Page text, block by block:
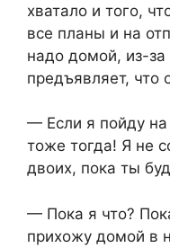
хватало и того,
все планы и на
надо домой, из-
предъявляет, что
— Если я пойду на
тоже тогда! Я не
двоих, пока ты
— Пока я что?
прихожу домой в